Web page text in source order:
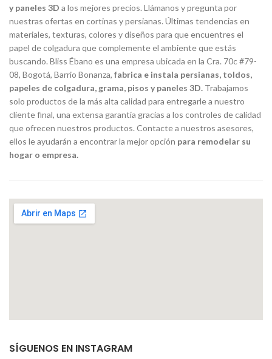
y paneles 3D a los mejores precios. Llámanos y pregunta por
nuestras ofertas en cortinas y persianas. Últimas tendencias en
materiales, texturas, colores y diseños para que encuentres el
papel de colgadura que complemente el ambiente que estás
buscando. Bliss Ébano es una empresa ubicada en la Cra. 70c #79-
08, Bogotá, Barrio Bonanza, fabrica e instala persianas, toldos,
papeles de colgadura, grama, pisos y paneles 3D. Trabajamos
solo productos de la más alta calidad para entregarle a nuestro
cliente final, una extensa garantía gracias a los controles de calidad
que ofrecen nuestros productos. Contacte a nuestros asesores,
ellos le ayudarán a encontrar la mejor opción para remodelar su
hogar o empresa.
SÍGUENOS EN INSTAGRAM